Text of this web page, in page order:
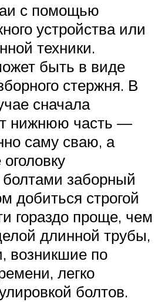
с помощью
устройства или
техники.
быть в виде
стержня. В
сначала
нижнюю часть —
саму сваю, а
заборный
добиться строгой
гораздо проще, чем
длинной трубы,
возникшие по
легко
болтов.